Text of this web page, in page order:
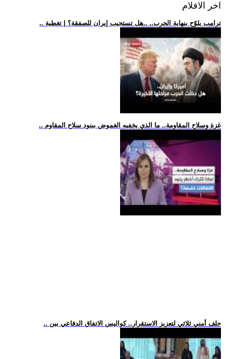
اخر الافلام
.. ترامب يلوّح بنهاية الحرب.. ..هل تستجيب إيران للصفقة؟ | تغطية
.. غزة وسلاح المقاومة.. ما الذي يخفيه الغموض ببنود سلاح المقاوم
.. حلف أمني ثلاثي لتعزيز الاستقرار.. كواليس الاتفاق الدفاعي بين